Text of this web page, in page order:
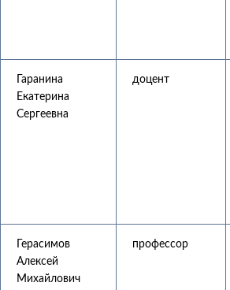
Гаранина
Екатерина
Сергеевна
доцент
Герасимов
Алексей
Михайлович
профессор